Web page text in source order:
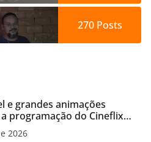
270Posts
e grandes animações
programação do Cineflix
2026